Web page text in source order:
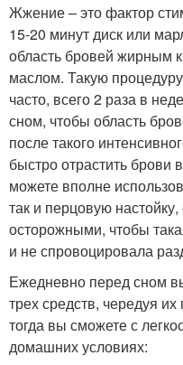
Жжение – это фактор
15-20 минут диск или
область бровей жирным
маслом. Такую
часто, всего 2 раза в
сном, чтобы область
после такого
быстро отрастить
можете вполне
так и перцовую
осторожными, чтобы
и не спровоцировала
Ежедневно перед сном
трех средств, чередуя
тогда вы сможете с
домашних условиях: